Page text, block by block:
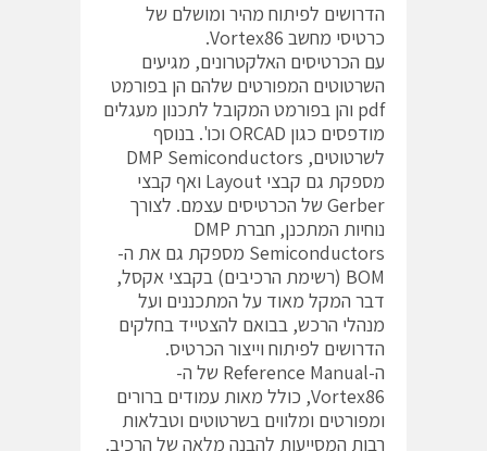
הדרושים לפיתוח מהיר ומושלם של
כרטיסי מחשב Vortex86.
עם הכרטיסים האלקטרונים, מגיעים
השרטוטים המפורטים שלהם הן בפורמט
pdf והן בפורמט המקובל לתכנון מעגלים
מודפסים כגון ORCAD וכו'. בנוסף
לשרטוטים, DMP Semiconductors
מספקת גם קבצי Layout ואף קבצי
Gerber של הכרטיסים עצמם. לצורך
נוחיות המתכנן, חברת DMP
Semiconductors מספקת גם את ה-
BOM (רשימת הרכיבים) בקבצי אקסל,
דבר המקל מאוד על המתכננים ועל
מנהלי הרכש, בבואם להצטייד בחלקים
הדרושים לפיתוח וייצור הכרטיס.
ה-Reference Manual של ה-
Vortex86, כולל מאות עמודים ברורים
ומפורטים ומלווים בשרטוטים וטבלאות
רבות המסייעות להבנה מלאה של הרכיב.